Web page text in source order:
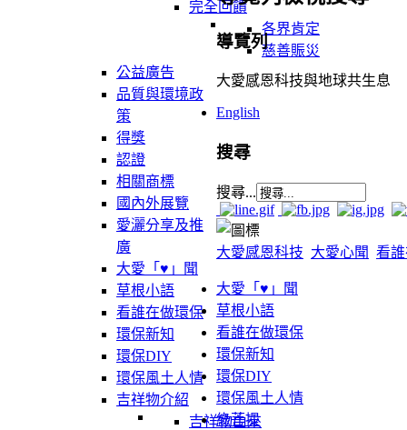
完全回饋
各界肯定
慈善賑災
公益廣告
品質與環境政
策
得獎
認證
相關商標
國內外展覽
愛灑分享及推
廣
大愛「♥」聞
草根小語
看誰在做環保
環保新知
環保DIY
環保風土人情
吉祥物介紹
吉祥物由來
導覽列
大愛感恩科技與地球共生息
English
搜尋
搜尋...
大愛感恩科技 大愛心聞 看
大愛「♥」聞
草根小語
看誰在做環保
環保新知
環保DIY
環保風土人情
綠菩提